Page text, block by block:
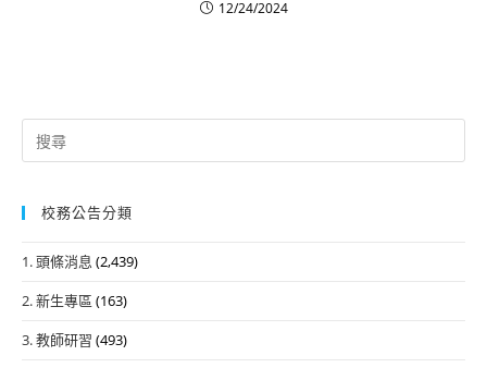
12/24/2024
Search
for:
校務公告分類
1. 頭條消息 (2,439)
2. 新生專區 (163)
3. 教師研習 (493)